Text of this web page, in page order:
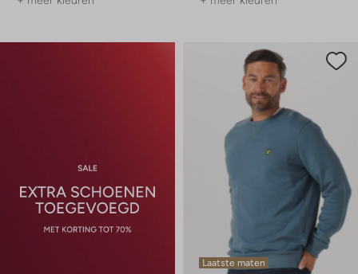
Laatste maten